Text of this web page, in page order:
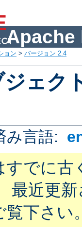
Apache
ョン > バージョン 2.4
ェク
み言語:
すでに古
最近更
覧下さい